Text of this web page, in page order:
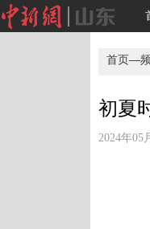
首页—
初夏
2024年05